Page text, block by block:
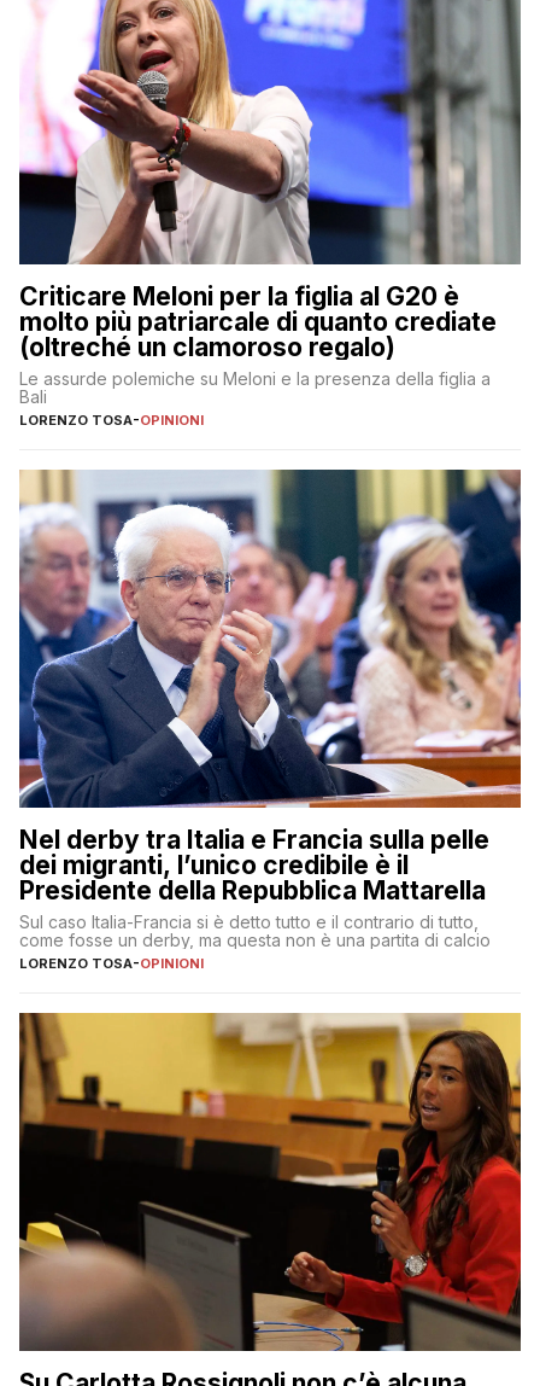
Criticare Meloni per la figlia al G20 è
molto più patriarcale di quanto crediate
(oltreché un clamoroso regalo)
Le assurde polemiche su Meloni e la presenza della figlia a
Bali
LORENZO TOSA-OPINIONI
Nel derby tra Italia e Francia sulla pelle
dei migranti, l’unico credibile è il
Presidente della Repubblica Mattarella
Sul caso Italia-Francia si è detto tutto e il contrario di tutto,
come fosse un derby, ma questa non è una partita di calcio
LORENZO TOSA-OPINIONI